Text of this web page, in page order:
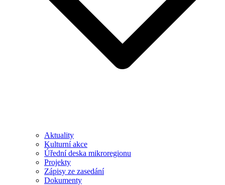
Aktuality
Kulturní akce
Úřední deska mikroregionu
Projekty
Zápisy ze zasedání
Dokumenty